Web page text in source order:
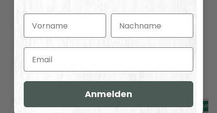
Benachrichtigen, wenn verfügbar
Dazu empfehlen wir:
AUF
Vorname Nachname
Email
Anmelden